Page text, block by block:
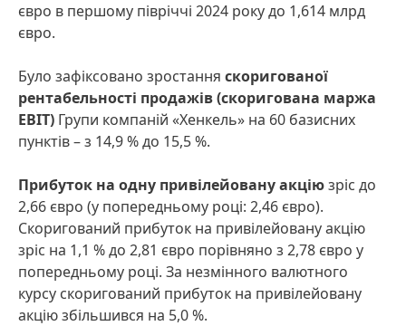
євро в першому півріччі 2024 року до 1,614 млрд
євро.
Було зафіксовано зростання скоригованої
рентабельності продажів(скоригована маржа
EBIT) Групи компаній «Хенкель» на 60 базисних
пунктів – з 14,9 % до 15,5 %.
Прибуток на одну привілейовану акціюзріс до
2,66 євро (у попередньому році: 2,46 євро).
Скоригований прибуток на привілейовану акцію
зріс на 1,1 % до 2,81 євро порівняно з 2,78 євро у
попередньому році. За незмінного валютного
курсу скоригований прибуток на привілейовану
акцію збільшився на 5,0 %.